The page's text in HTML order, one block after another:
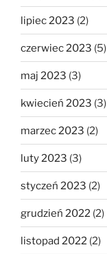
lipiec 2023 (2)
czerwiec 2023 (5)
maj 2023 (3)
kwiecień 2023 (3)
marzec 2023 (2)
luty 2023 (3)
styczeń 2023 (2)
grudzień 2022 (2)
listopad 2022 (2)